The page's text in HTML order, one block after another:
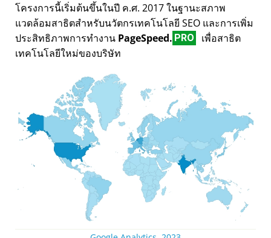
โครงการนี้เริ่มต้นขึ้นในปี ค.ศ. 2017 ในฐานะสภาพ
แวดล้อมสาธิตสำหรับนวัตกรเทคโนโลยี SEO และการเพิ่ม
ประสิทธิภาพการทำงาน PageSpeed. PRO
เพื่อสาธิต
เทคโนโลยีใหม่ของบริษัท